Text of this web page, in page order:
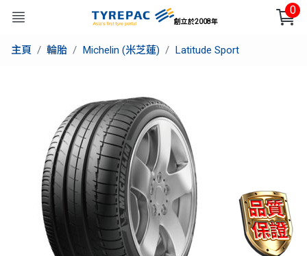
創立於2008年
0
主頁 輪胎 Michelin (米芝蓮) Latitude Sport